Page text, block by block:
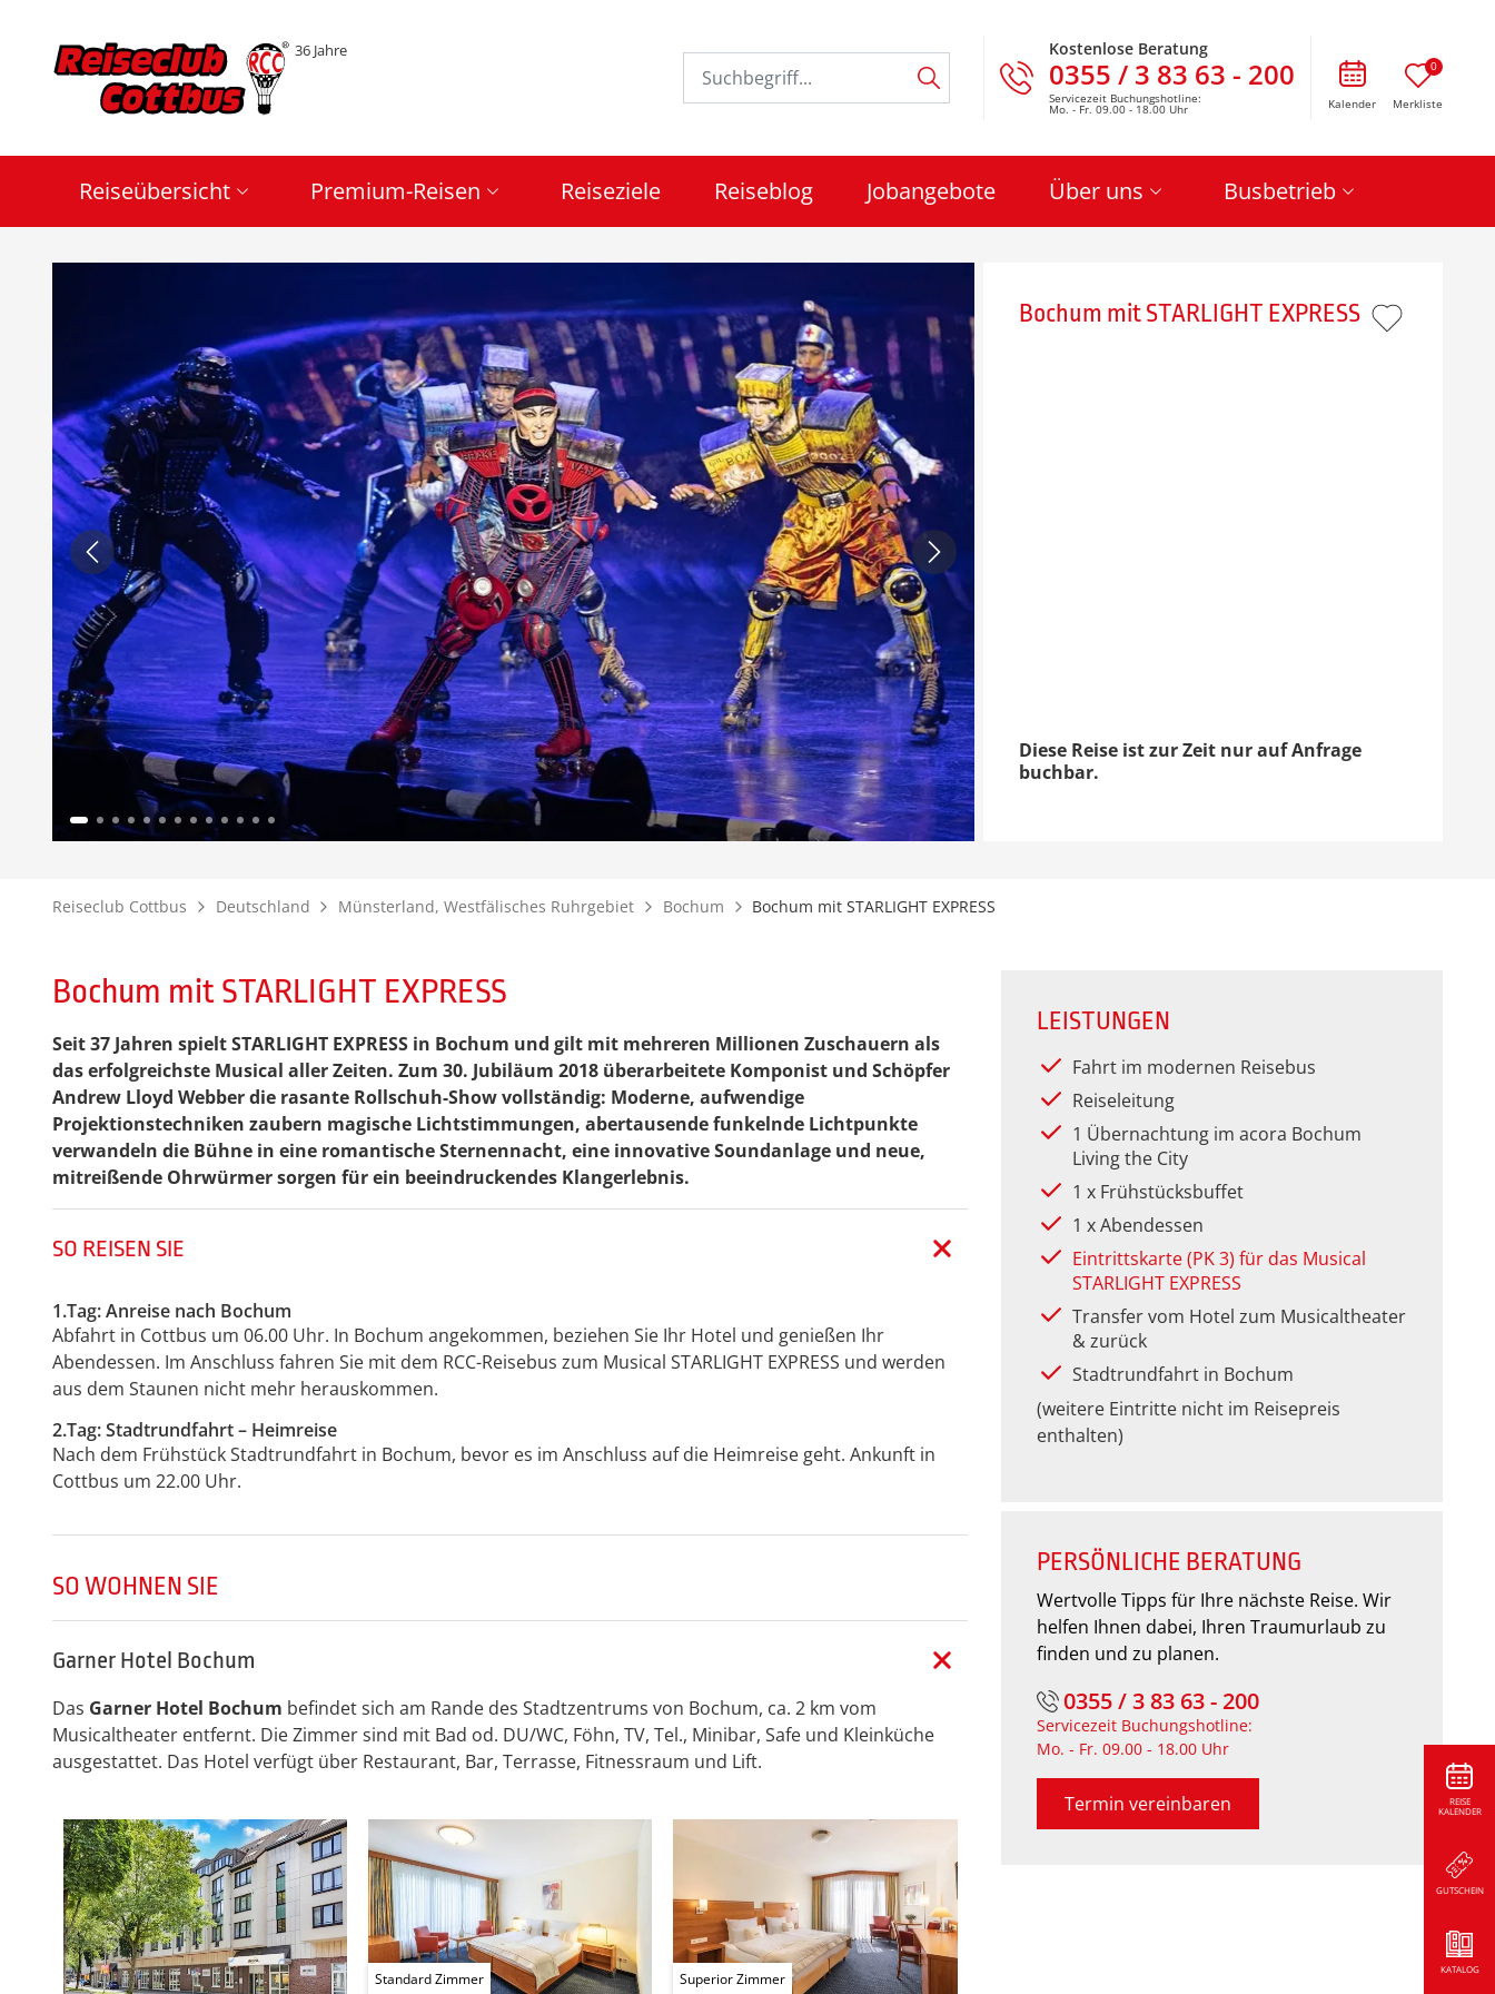
36 Jahre Kostenlose Beratung
0355 / 3 83 63 - 200
Servicezeit Buchungshotline:
Mo. - Fr. 09.00 - 18.00 Uhr Kalender
0
Merkliste
Reiseübersicht Premium-Reisen Reiseziele Reiseblog Jobangebote Über uns Busbetrieb
Bochum mit STARLIGHT EXPRESS
Diese Reise ist zur Zeit nur auf Anfrage
buchbar.
Reiseclub Cottbus Deutschland Münsterland, Westfälisches Ruhrgebiet Bochum Bochum mit STARLIGHT EXPRESS
Bochum mit STARLIGHT EXPRESS
Seit 37 Jahren spielt STARLIGHT EXPRESS in Bochum und gilt mit mehreren Millionen Zuschauern als
das erfolgreichste Musical aller Zeiten. Zum 30. Jubiläum 2018 überarbeitete Komponist und Schöpfer
Andrew Lloyd Webber die rasante Rollschuh-Show vollständig: Moderne, aufwendige
Projektionstechniken zaubern magische Lichtstimmungen, abertausende funkelnde Lichtpunkte
verwandeln die Bühne in eine romantische Sternennacht, eine innovative Soundanlage und neue,
mitreißende Ohrwürmer sorgen für ein beeindruckendes Klangerlebnis.
SO REISEN SIE
1.Tag: Anreise nach Bochum
Abfahrt in Cottbus um 06.00 Uhr. In Bochum angekommen, beziehen Sie Ihr Hotel und genießen Ihr
Abendessen. Im Anschluss fahren Sie mit dem RCC-Reisebus zum Musical STARLIGHT EXPRESS und werden
aus dem Staunen nicht mehr herauskommen.
2.Tag: Stadtrundfahrt – Heimreise
Nach dem Frühstück Stadtrundfahrt in Bochum, bevor es im Anschluss auf die Heimreise geht. Ankunft in
Cottbus um 22.00 Uhr.
SO WOHNEN SIE
Garner Hotel Bochum
Das Garner Hotel Bochum befindet sich am Rande des Stadtzentrums von Bochum, ca. 2 km vom
Musicaltheater entfernt. Die Zimmer sind mit Bad od. DU/WC, Föhn, TV, Tel., Minibar, Safe und Kleinküche
ausgestattet. Das Hotel verfügt über Restaurant, Bar, Terrasse, Fitnessraum und Lift.
Standard Zimmer Superior Zimmer
LEISTUNGEN
Fahrt im modernen Reisebus
Reiseleitung
1 Übernachtung im acora Bochum
Living the City
1 x Frühstücksbuffet
1 x Abendessen
Eintrittskarte (PK 3) für das Musical
STARLIGHT EXPRESS
Transfer vom Hotel zum Musicaltheater
& zurück
Stadtrundfahrt in Bochum
(weitere Eintritte nicht im Reisepreis
enthalten)
PERSÖNLICHE BERATUNG
Wertvolle Tipps für Ihre nächste Reise. Wir
helfen Ihnen dabei, Ihren Traumurlaub zu
finden und zu planen.
0355 / 3 83 63 - 200
Servicezeit Buchungshotline:
Mo. - Fr. 09.00 - 18.00 Uhr
Termin vereinbaren
REISE
KALENDER
GUTSCHEIN
KATALOG